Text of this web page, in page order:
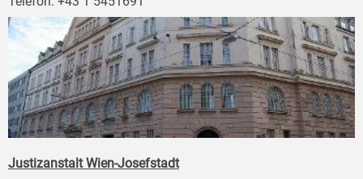
Justizanstalt Wien-Josefstadt